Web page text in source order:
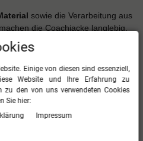
sowie die Verarbeitung aus
machen die Coachjacke langlebig,
eignet sie sich ideal für Teams,
Einsatz.
Obermaterial mit Laminierung
Fleece auf der Innenseite
Einige von diesen sind essenziell,
Website und Ihre Erfahrung zu
zu den von uns verwendeten Cookies
Sie hier:
Impressum